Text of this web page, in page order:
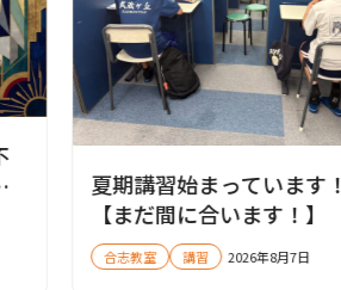
夏期講習始まっています！
【まだ間に合います！】
合志教室 講習 2026年8月7日